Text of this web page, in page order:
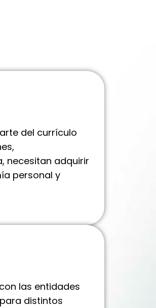
del currículo
necesitan adquirir
personal y
las entidades
distintos